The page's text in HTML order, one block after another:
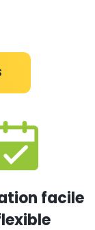
facile